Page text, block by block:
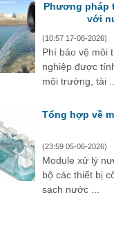
Phương pháp
với
(10:57 17-06-2026)
Phí bảo vệ môi
nghiệp được
môi trường, tải ...
Tổng hợp về
(23:59 05-06-2026)
Module xử lý
bộ các thiết bị
sạch nước ...